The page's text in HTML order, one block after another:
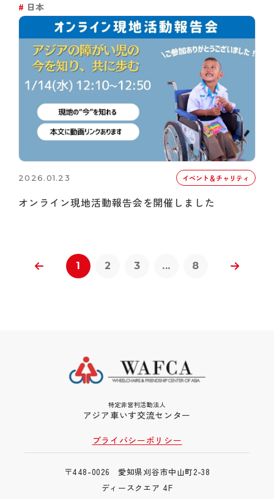
日本
2026.01.23 イベント＆チャリティ
オンライン現地活動報告会を開催しました
1 2 3 ... 8
特定非営利活動法人
アジア車いす交流センター
プライバシーポリシー
〒448-0026 愛知県刈谷市中山町2-38
ディースクエア 4F